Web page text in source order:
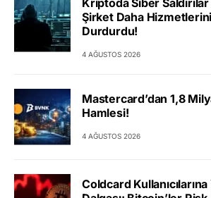
Şirket Daha
Durdurdu!
4 AĞUSTOS 2026
Mastercard’dan 1,8
Hamlesi!
4 AĞUSTOS 2026
Coldcard Kullanıcılarına